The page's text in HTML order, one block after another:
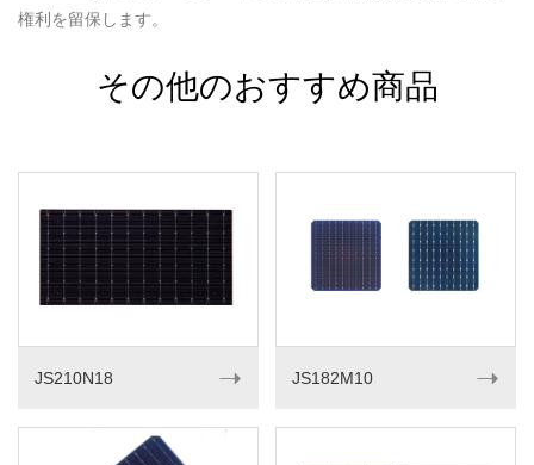
権利を留保します。
その他のおすすめ商品
JS210N18 ➝ JS182M10 ➝